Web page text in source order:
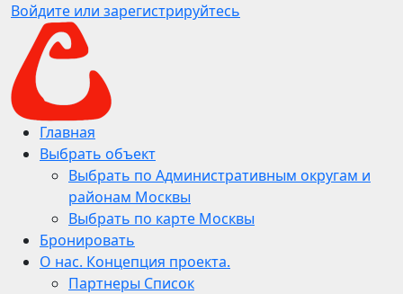
Войдите или зарегистрируйтесь
Главная
Выбрать объект
Выбрать по Административным округам и
районам Москвы
Выбрать по карте Москвы
Бронировать
О нас. Концепция проекта.
Партнеры Список